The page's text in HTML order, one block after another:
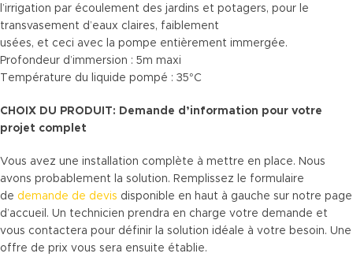
l’irrigation par écoulement des jardins et potagers, pour le
transvasement d’eaux claires, faiblement
usées, et ceci avec la pompe entièrement immergée.
Profondeur d’immersion : 5m maxi
Température du liquide pompé : 35°C
CHOIX DU PRODUIT: Demande d’information pour votre
projet complet
Vous avez une installation complète à mettre en place. Nous
avons probablement la solution. Remplissez le formulaire
de demande de devis disponible en haut à gauche sur notre page
d’accueil. Un technicien prendra en charge votre demande et
vous contactera pour définir la solution idéale à votre besoin. Une
offre de prix vous sera ensuite établie.